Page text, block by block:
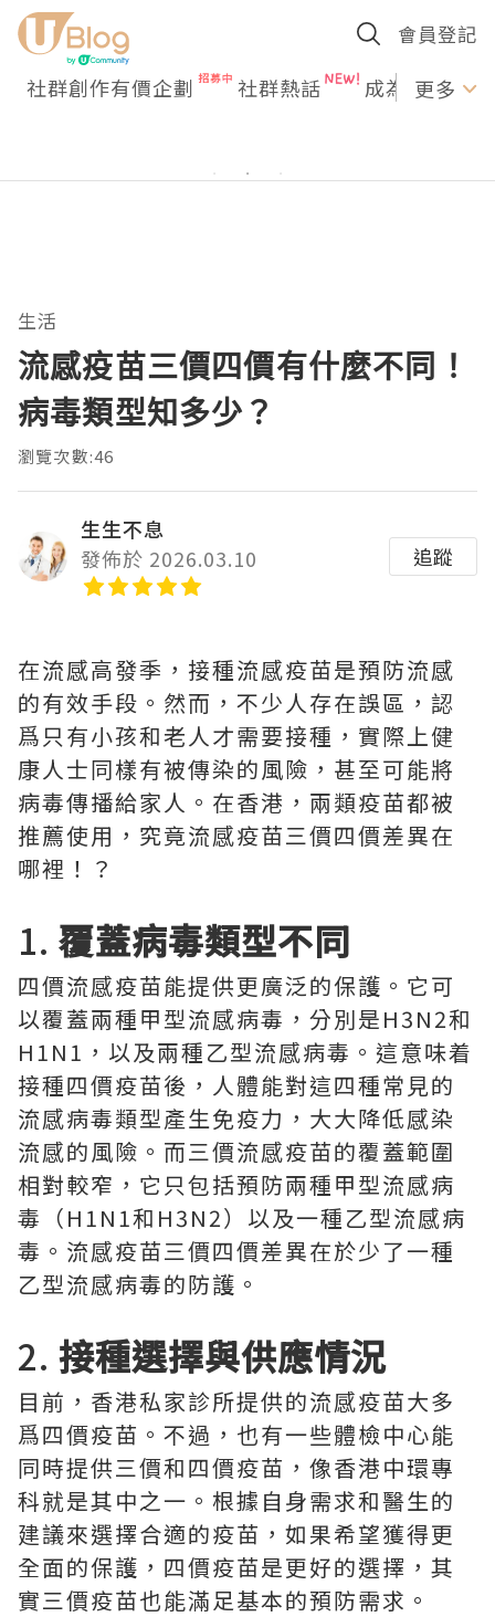
會員登記
社群創作有價企劃 社群熱話 成為U更多
生活
流感疫苗三價四價有什麼不同！
病毒類型知多少？
瀏覽次數:46
生生不息
發佈於 2026.03.10
追蹤
在流感高發季，接種流感疫苗是預防流感
的有效手段。然而，不少人存在誤區，認
爲只有小孩和老人才需要接種，實際上健
康人士同樣有被傳染的風險，甚至可能將
病毒傳播給家人。在香港，兩類疫苗都被
推薦使用，究竟流感疫苗三價四價差異在
哪裡！？
1. 覆蓋病毒類型不同
四價流感疫苗能提供更廣泛的保護。它可
以覆蓋兩種甲型流感病毒，分別是H3N2和
H1N1，以及兩種乙型流感病毒。這意味着
接種四價疫苗後，人體能對這四種常見的
流感病毒類型產生免疫力，大大降低感染
流感的風險。而三價流感疫苗的覆蓋範圍
相對較窄，它只包括預防兩種甲型流感病
毒（H1N1和H3N2）以及一種乙型流感病
毒。流感疫苗三價四價差異在於少了一種
乙型流感病毒的防護。
2. 接種選擇與供應情況
目前，香港私家診所提供的流感疫苗大多
爲四價疫苗。不過，也有一些體檢中心能
同時提供三價和四價疫苗，像香港中環專
科就是其中之一。根據自身需求和醫生的
建議來選擇合適的疫苗，如果希望獲得更
全面的保護，四價疫苗是更好的選擇，其
實三價疫苗也能滿足基本的預防需求。